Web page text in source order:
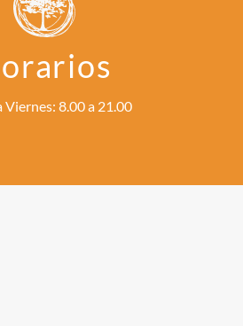
Viernes: 8.00 a 21.00